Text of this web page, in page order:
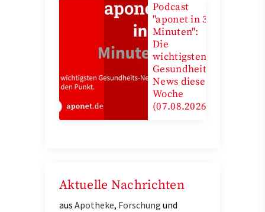
Podcast
"aponet in 3
Minuten":
Die
wichtigsten
Gesundheits-
News diese
Woche
(07.08.2026)
Aktuelle Nachrichten
aus Apotheke, Forschung und